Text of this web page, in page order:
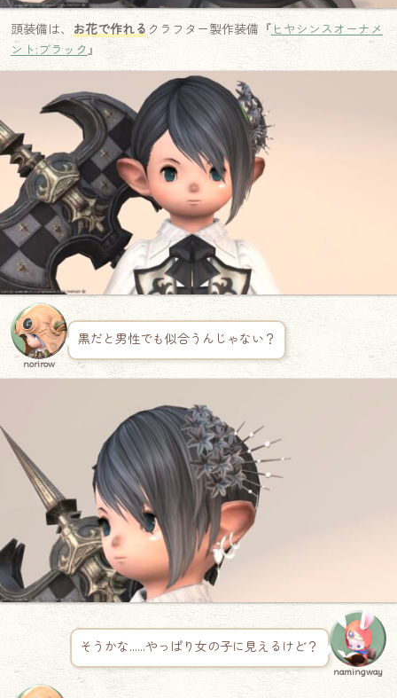
頭装備は、 お花で作れる クラフター製作装備『ヒヤシンスオーナメ
ント:ブラック』
norirow
黒だと男性でも似合うんじゃない？
そうかな……やっぱり女の子に見えるけど？
namingway